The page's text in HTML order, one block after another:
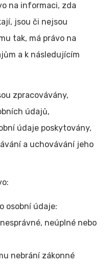
na informaci, zda
jsou či nejsou
tak, má právo na
a k následujícím
zpracovávány,
údajů,
údaje poskytovány,
a uchovávání jeho
osobní údaje:
neúplné nebo
nebrání zákonné